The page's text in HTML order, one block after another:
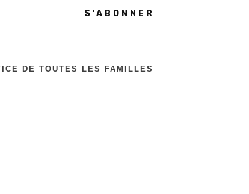
S'ABONNER
DE TOUTES LES FAMILLES